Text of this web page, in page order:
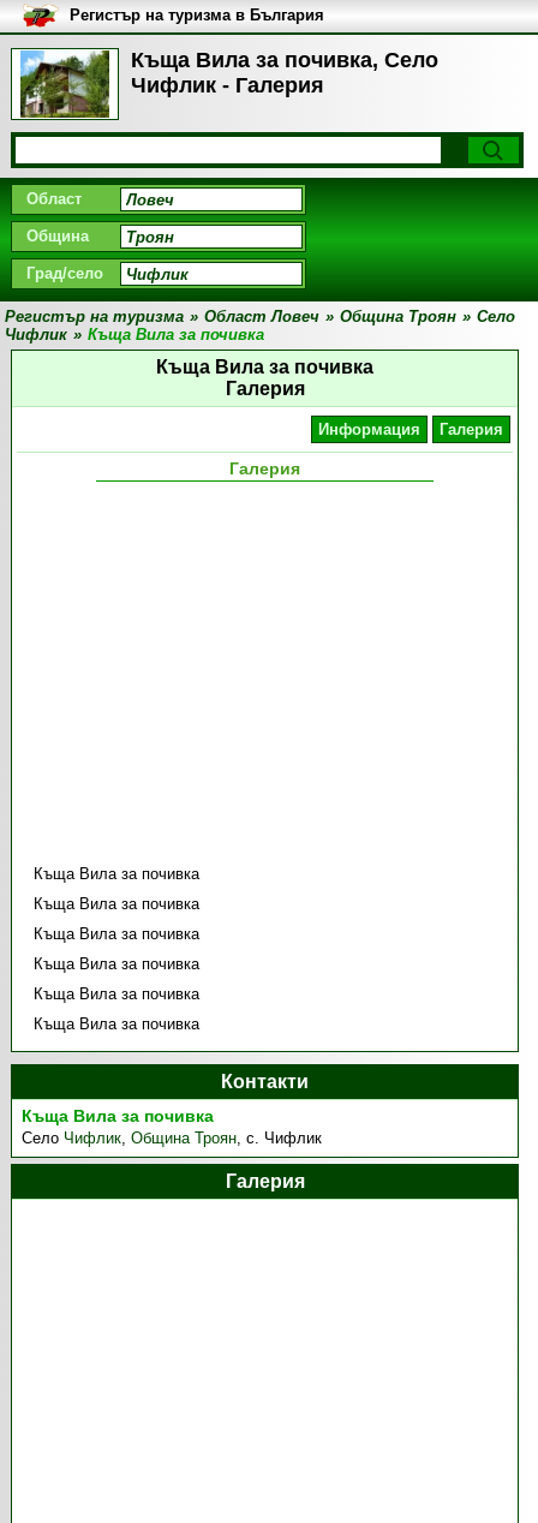
Къща Вила за почивка, Село
Чифлик - Галерия
Регистър на туризма в България
Област
Община
Град/село
Регистър на туризма » Област Ловеч » Община Троян » Село
Чифлик » Къща Вила за почивка
Къща Вила за почивка
Галерия
Информация Галерия
Галерия
Къща Вила за почивка
Къща Вила за почивка
Къща Вила за почивка
Къща Вила за почивка
Къща Вила за почивка
Къща Вила за почивка
Контакти
Къща Вила за почивка
Село Чифлик,Община Троян,с. Чифлик
Галерия